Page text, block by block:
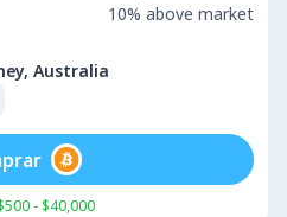
Australia
10% above market
- $40,000